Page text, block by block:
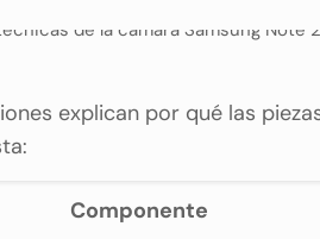
explican por qué las
Componente